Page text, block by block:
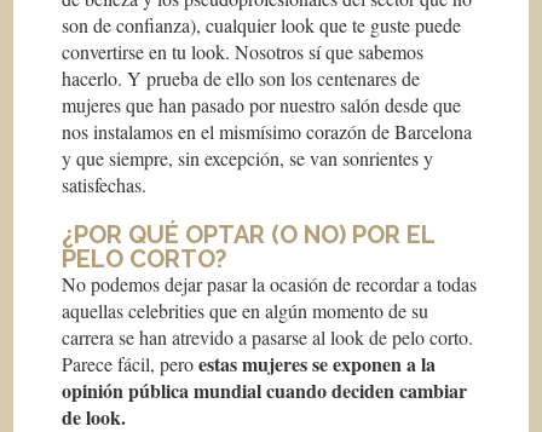
son de confianza), cualquier look que te guste puede
convertirse entu look. Nosotrossíque sabemos
hacerlo. Y prueba de ello son los centenares de
mujeres que han pasado por nuestro salón desde que
nos instalamos en el mismísimo corazón de Barcelona
y que siempre, sin excepción, se van sonrientes y
satisfechas.
¿POR QUÉ OPTAR (O NO) POR EL
PELO CORTO?
No podemos dejar pasar la ocasión de recordar a todas
aquellas celebrities que en algún momento de su
carrera se han atrevido a pasarse al look de pelo corto.
Parece fácil, peroestas mujeres se exponen a la
opinión pública mundial cuando deciden cambiar
de look.